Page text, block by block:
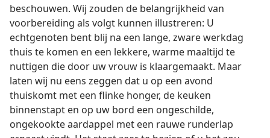
beschouwen. Wij zouden de belangrijkheid van
voorbereiding als volgt kunnen illustreren: U
echtgenoten bent blij na een lange, zware werkdag
thuis te komen en een lekkere, warme maaltijd te
nuttigen die door uw vrouw is klaargemaakt. Maar
laten wij nu eens zeggen dat u op een avond
thuiskomt met een flinke honger, de keuken
binnenstapt en op uw bord een ongeschilde,
ongekookte aardappel met een rauwe runderlap